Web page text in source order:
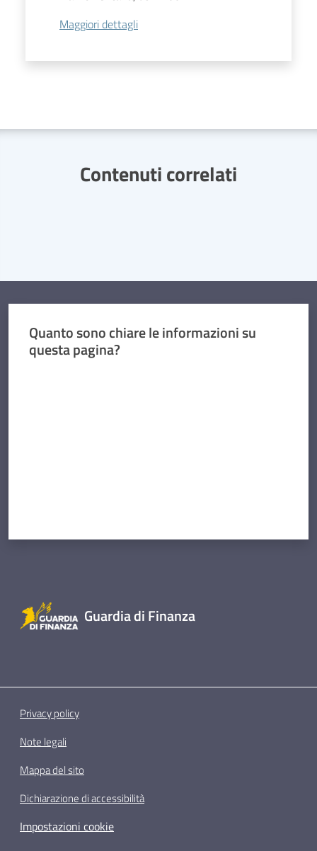
Maggiori dettagli
Contenuti correlati
Quanto sono chiare le informazioni su
questa pagina?
Guardia di Finanza
Privacy policy
Note legali
Mappa del sito
Dichiarazione di accessibilità
Impostazioni cookie